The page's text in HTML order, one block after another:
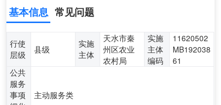
基本信息 常见问题
行使
层级
县级
实施
主体
天水市秦
州区农业
农村局
实施
主体
编码
11620502
MB192038
61
公共
服务
事项
主动服务类